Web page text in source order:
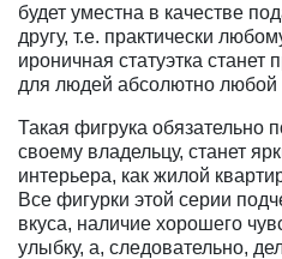
будет уместна в качестве
другу, т.е. практически
ироничная статуэтка
для людей абсолютно любой
Такая фигрука обязательно
своему владельцу, станет
интерьера, как жилой
Все фигурки этой серии
вкуса, наличие хорошего
улыбку, а, следовательно,